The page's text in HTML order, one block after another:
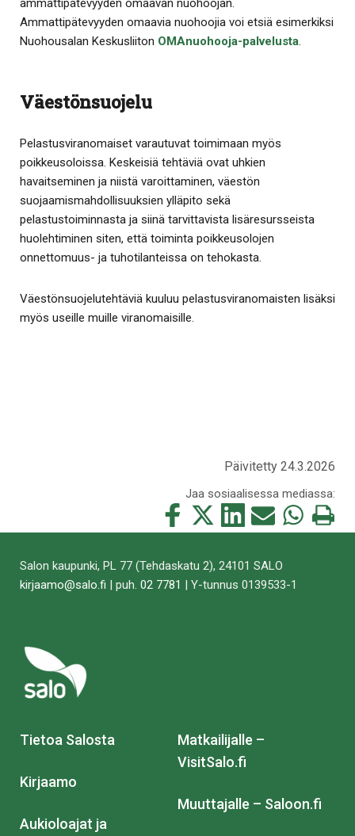
ammattipätevyyden omaavan nuohoojan.
Ammattipätevyyden omaavia nuohoojia voi etsiä esimerkiksi
Nuohousalan Keskusliiton OMAnuohooja-palvelusta.
Väestönsuojelu
Pelastusviranomaiset varautuvat toimimaan myös
poikkeusoloissa. Keskeisiä tehtäviä ovat uhkien
havaitseminen ja niistä varoittaminen, väestön
suojaamismahdollisuuksien ylläpito sekä
pelastustoiminnasta ja siinä tarvittavista lisäresursseista
huolehtiminen siten, että toiminta poikkeusolojen
onnettomuus- ja tuhotilanteissa on tehokasta.
Väestönsuojelutehtäviä kuuluu pelastusviranomaisten lisäksi
myös useille muille viranomaisille.
Päivitetty 24.3.2026
Jaa sosiaalisessa mediassa:
Jaa
tämä
Jaa
tämä
Jaa
tämä
Jaa
tämä
Jaa
tämä
Tulosta
tämä
Salon kaupunki, PL 77 (Tehdaskatu 2), 24101 SALO
kirjaamo@salo.fi | puh. 02 7781 | Y-tunnus 0139533-1
Tietoa Salosta
Kirjaamo
Aukioloajat ja
Matkailijalle –
VisitSalo.fi
Muuttajalle – Saloon.fi